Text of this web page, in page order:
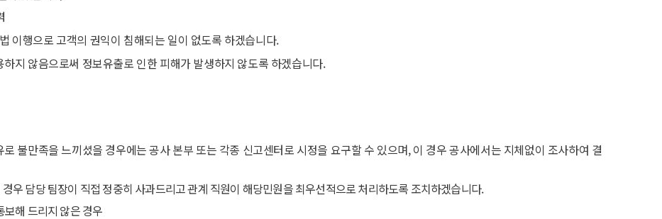
이행으로 고객의 권익이 침해되는 일이 없도록 하겠습니다.
지 않음으로써 정보유출로 인한 피해가 발생하지 않도록 하겠습니다.
불만족을 느끼셨을 경우에는 공사 본부 또는 각종 신고센터로 시정을 요구할 수 있으며, 이 경우 공사에서는 지체없이 조사하여 결
우 담당 팀장이 직접 정중히 사과드리고 관계 직원이 해당민원을 최우선적으로 처리하도록 조치하겠습니다.
해 드리지 않은 경우